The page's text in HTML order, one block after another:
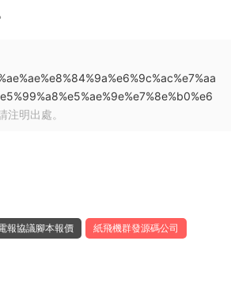
注明出處。
報協議腳本報價
紙飛機群發源碼公司